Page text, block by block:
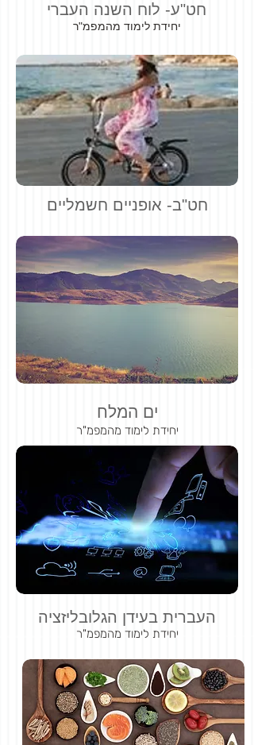
חט"ע- לוח השנה העברי
יחידת לימוד מהמפמ"ר
חט"ב- אופניים חשמליים
ים המלח
יחידת לימוד מהמפמ"ר
העברית בעידן הגלובליזציה
יחידת לימוד מהמפמ"ר